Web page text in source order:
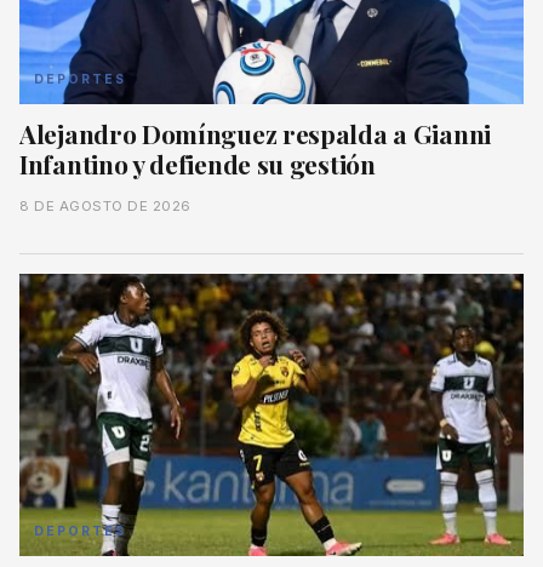
DEPORTES
Alejandro Domínguez respalda a Gianni
Infantino y defiende su gestión
8 DE AGOSTO DE 2026
DEPORTES